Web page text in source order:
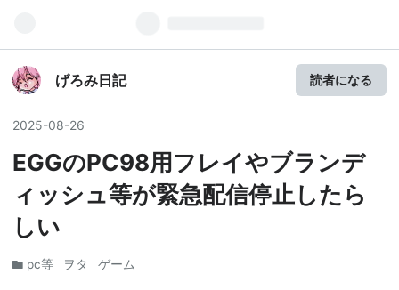
げろみ日記 読者になる
2025-08-26
EGGのPC98用フレイやブランデ
ィッシュ等が緊急配信停止したら
しい
pc等 ヲタ ゲーム